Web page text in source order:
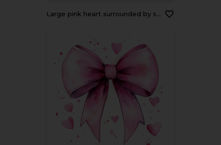
large pink heart surrounded by soft pink roses on pastel background evokes feelings of love and romance. This artistic design is perfect for expressing affection